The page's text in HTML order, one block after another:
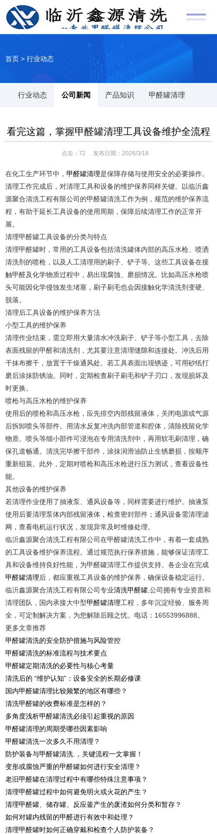
首页 >行业动态
行业动态 公司新闻 产品知识 甲醛罐清理
看完这篇，掌握甲醛罐清理工具设备维护全流程
点击： 72 发布日期：2026/3/18
在化工生产环节中， 甲醛罐清理是保障存储与使用安全的必要操作。
清理工作完成后，对清理工具和设备的维护保养同样关键。以临沂鑫
源聚合清洗工程有限公司的甲醛罐清洗工作为例，规范的维护保养流
程，有助于延长工具设备的使用周期，保障后续清理工作的正常开
展。
清理甲醛罐工具设备的分类与特点
清理甲醛罐时，常用的工具设备包括清洗罐体内部的高压水枪、喷洒
清洗剂的喷枪，以及人工清理用的刷子、铲子等。这些工具设备在接
触甲醛及化学物质过程中，易出现腐蚀、磨损情况。比如高压水枪喷
头可能因化学侵蚀发生堵塞，刷子刷毛也会因接触化学清洗剂变硬、
脱落。
清理后工具设备的维护保养方法
小型工具的维护保养
清理作业结束，需立即用大量清水冲洗刷子、铲子等小型工具，去除
表面残留的甲醛和清洗剂，尤其要注意清理缝隙和连接处。冲洗后用
干抹布擦干，放置于干燥通风处。若工具表面出现锈迹，可用砂纸打
磨后涂抹防锈油。同时，定期检查刷子刷毛和铲子刃口，发现损坏及
时更换。
喷枪与高压水枪的维护保养
使用后的喷枪和高压水枪，应先排空内部残留液体，关闭电源或气源
后拆卸喷头等部件。用清水反复冲洗内部管道和腔体，清除残留化学
物质。喷头等细小部件可浸泡在专用清洗剂中，再用软毛刷清理，确
保孔道畅通。清洗完毕擦干部件，涂抹润滑油防止生锈磨损，按顺序
重新组装。此外，定期对喷枪和高压水枪进行压力测试，查看设备性
能。
其他设备的维护保养
若清理作业使用了抽液泵、通风设备等，同样需要进行维护。抽液泵
使用后要清理泵体内部残留液体，检查密封部件；通风设备需清理滤
网，查看电机运行状况，发现异常及时维修处理。
临沂鑫源聚合清洗工程有限公司在甲醛罐清洗工作中，有着一套成熟
的工具设备维护保养流程。通过规范执行保养措施，能够保证清理工
具和设备维持良好性能，为甲醛罐清理工作提供支持。各企业在完成
甲醛罐清理后，都应重视工具设备的维护保养，确保设备稳定运行。
临沂鑫源聚合清洗工程有限公司专业清洗甲醛罐 ,公司拥有专业资质和
清理团队，国内承接大中型甲醛罐清理工程，多年沉淀经验、服务周
全，可定制解决方案，为您解除后顾之忧。电话：16553996888。
更多文章推荐
甲醛罐清洗的安全防护措施与风险管控
甲醛罐清洗的标准流程与技术要点
甲醛罐定期清洗的必要性与核心考量
清洗后的 “维护认知”：设备安全的长期必修课
国内甲醛罐清理比较频繁的地区有哪些？
清洗甲醛罐的收费标准是怎样的？
多角度浅析甲醛罐清洗必须引起重视的原因
甲醛罐清理的周期受哪些因素影响
甲醛罐清洗一次多久不用清理？
防护装备与甲醛罐清洗.，关键流程一文掌握！
变形或腐蚀严重的甲醛罐如何进行安全清理？
老旧甲醛罐在清理过程中有哪些特殊注意事项？
清理甲醛罐过程中如何避免明火或火花的产生？
清理甲醛罐、储存罐、反应釜产生的废渣如何分类和暂存？
如何对罐内残留的甲醛进行有效中和处理？
清理甲醛罐时如何正确穿戴和检查个人防护装备？